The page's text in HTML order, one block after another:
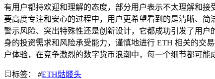
有用户都持欢迎和理解的态度，部分用户表示不太理解和
要高度专注和安心的过程中，用户更希望看到的是清晰、
警示风险、突出特殊性还是创新设计，它都成功引发了用
身的投资需求和风险承受能力，谨慎地进行 ETH 相关的交
户体验，在竞争激烈的数字货币浪潮中，每一个细节都可
标签： #ETH骷髅头